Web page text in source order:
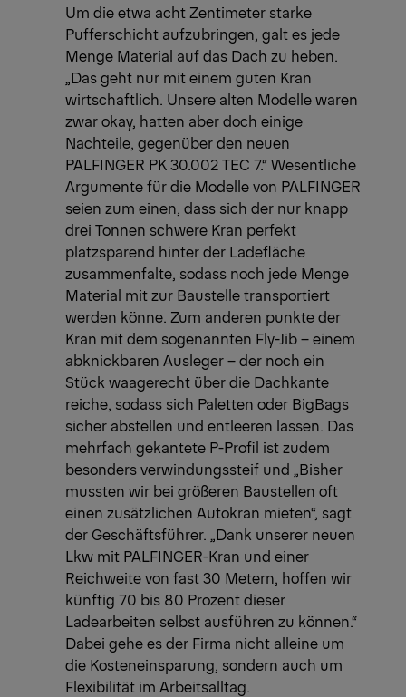
Um die etwa acht Zentimeter starke
Pufferschicht aufzubringen, galt es jede
Menge Material auf das Dach zu heben.
„Das geht nur mit einem guten Kran
wirtschaftlich. Unsere alten Modelle waren
zwar okay, hatten aber doch einige
Nachteile, gegenüber den neuen
PALFINGER PK 30.002 TEC 7.“ Wesentliche
Argumente für die Modelle von PALFINGER
seien zum einen, dass sich der nur knapp
drei Tonnen schwere Kran perfekt
platzsparend hinter der Ladefläche
zusammenfalte, sodass noch jede Menge
Material mit zur Baustelle transportiert
werden könne. Zum anderen punkte der
Kran mit dem sogenannten Fly-Jib – einem
abknickbaren Ausleger – der noch ein
Stück waagerecht über die Dachkante
reiche, sodass sich Paletten oder BigBags
sicher abstellen und entleeren lassen. Das
mehrfach gekantete P-Profil ist zudem
besonders verwindungssteif und „Bisher
mussten wir bei größeren Baustellen oft
einen zusätzlichen Autokran mieten“, sagt
der Geschäftsführer. „Dank unserer neuen
Lkw mit PALFINGER-Kran und einer
Reichweite von fast 30 Metern, hoffen wir
künftig 70 bis 80 Prozent dieser
Ladearbeiten selbst ausführen zu können.“
Dabei gehe es der Firma nicht alleine um
die Kosteneinsparung, sondern auch um
Flexibilität im Arbeitsalltag.